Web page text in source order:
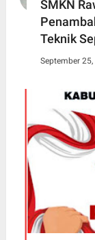
SMKN
Teknik
September